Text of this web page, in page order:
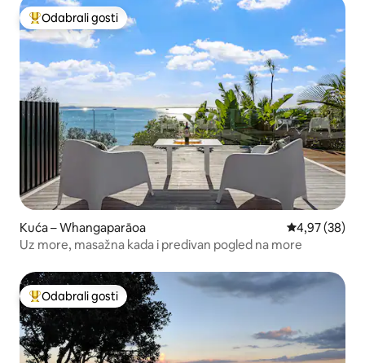
Među najviše rangiranima s oznakom „Odabrali gosti”
Odabrali gosti
Kuća – Whangaparāoa Prosječna
4,97 (38)
Uz more, masažna kada i predivan pogled na more
Među najviše rangiranima s oznakom „Odabrali gosti”
Odabrali gosti